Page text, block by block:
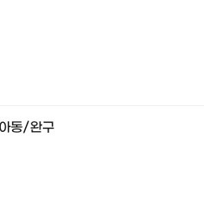
동/완구